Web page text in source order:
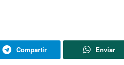
Compartir Enviar